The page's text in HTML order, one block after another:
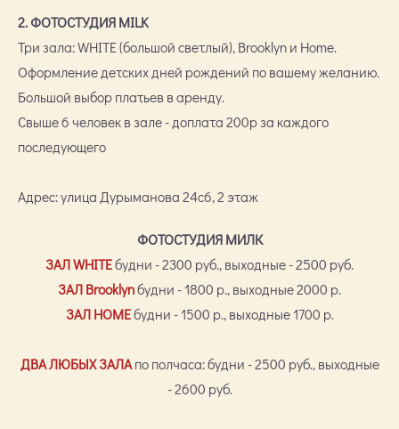
2. ФОТОСТУДИЯ MILK
Три зала: WHITE (большой светлый), Brooklyn и Home.
Оформление детских дней рождений по вашему желанию.
Большой выбор платьев в аренду.
Свыше 6 человек в зале - доплата 200р за каждого
последующего
Адрес: улица Дурыманова 24с6, 2 этаж
ФОТОСТУДИЯ МИЛК
ЗАЛ WHITEбудни - 2300 руб., выходные - 2500 руб.
ЗАЛ Brooklynбудни - 1800 р., выходные 2000 р.
ЗАЛ HOMEбудни - 1500 р., выходные 1700 р.
ДВА ЛЮБЫХ ЗАЛАпо полчаса: будни - 2500 руб., выходные
- 2600 руб.